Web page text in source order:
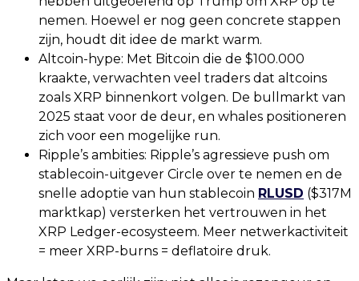
nemen. Hoewel er nog geen concrete stappen
zijn, houdt dit idee de markt warm.
Altcoin-hype: Met Bitcoin die de $100.000
kraakte, verwachten veel traders dat altcoins
zoals XRP binnenkort volgen. De bullmarkt van
2025 staat voor de deur, en whales positioneren
zich voor een mogelijke run.
Ripple’s ambities: Ripple’s agressieve push om
stablecoin-uitgever Circle over te nemen en de
snelle adoptie van hun stablecoin RLUSD ($317M
marktkap) versterken het vertrouwen in het
XRP Ledger-ecosysteem. Meer netwerkactiviteit
= meer XRP-burns = deflatoire druk.